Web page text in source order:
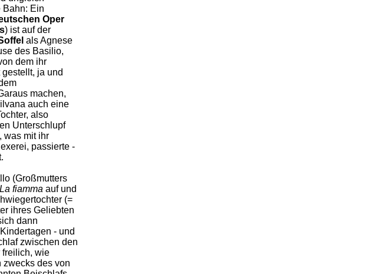
Bahn: Ein
Oper
) ist auf der
als Agnese
des Basilio,
dem ihr
ja und
machen,
auch eine
also
Unterschlupf
was mit ihr
passierte -
(Großmutters
La fiamma auf und
(=
ihres Geliebten
dann
- und
zwischen den
freilich, wie
zwecks des von